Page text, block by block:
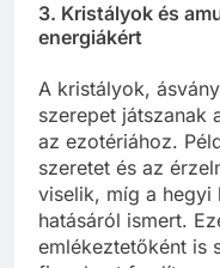
3. Kristályok és
energiákért
A kristályok,
szerepet játszanak
az ezotériához.
szeretet és az
viselik, míg a hegyi
hatásáról ismert.
emlékeztetőként is